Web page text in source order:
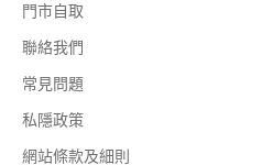
門市自取
聯絡我們
常見問題
私隱政策
網站條款及細則